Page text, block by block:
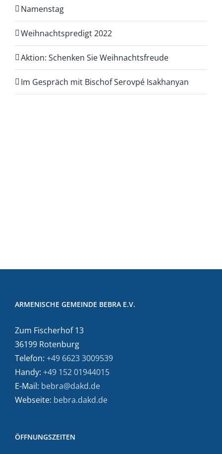
Namenstag
Weihnachtspredigt 2022
Aktion: Schenken Sie Weihnachtsfreude
Im Gespräch mit Bischof Serovpé Isakhanyan
ARMENISCHE GEMEINDE BEBRA E.V.
Zum Fischerhof 13
36199 Rotenburg
Telefon: +49 6623 3009539
Handy: +49 152 01944015
E-Mail: bebra@dakd.de
Webseite: bebra.dakd.de
ÖFFNUNGSZEITEN